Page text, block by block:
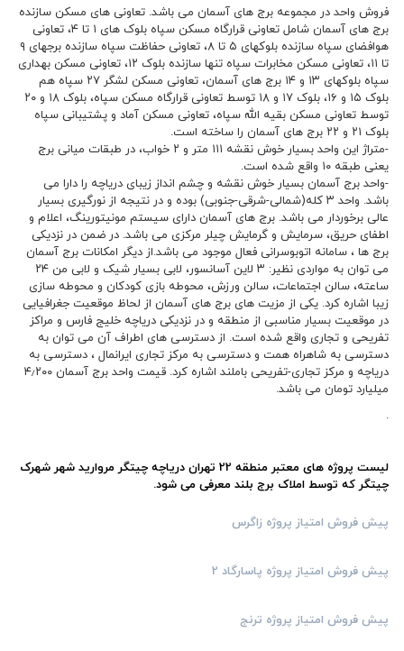
فروش واحد در مجموعه برج های آسمان می باشد. تعاونی های مسکن سازنده
برج های آسمان شامل تعاونی قرارگاه مسکن سپاه بلوک های ۱ تا ۴، تعاونی
هوافضای سپاه سازنده بلوکهای ۵ تا ۸، تعاونی حفاظت سپاه سازنده برجهای ۹
تا ۱۱، تعاونی مسکن مخابرات سپاه تنها سازنده بلوک ۱۲، تعاونی مسکن بهداری
سپاه بلوکهای ۱۳ و ۱۴ برج های آسمان، تعاونی مسکن لشگر ۲۷ سپاه هم
بلوک ۱۵ و ۱۶، بلوک ۱۷ و ۱۸ توسط تعاونی قرارگاه مسکن سپاه، بلوک ۱۸ و ۲۰
توسط تعاونی مسکن بقیه الله سپاه، تعاونی مسکن آماد و پشتیبانی سپاه
بلوک ۲۱ و ۲۲ برج های آسمان را ساخته است.
-متراژ این واحد بسیار خوش نقشه ۱۱۱ متر و ۲ خواب، در طبقات میانی برج
یعنی طبقه ۱۰ واقع شده است.
-واحد برج آسمان بسیار خوش نقشه و چشم انداز زیبای دریاچه را دارا می
باشد. واحد ۳ کله(شمالی-شرقی-جنوبی) بوده و در نتیجه از نورگیری بسیار
عالی برخوردار می باشد. برج های آسمان دارای سیستم مونیتورینگ، اعلام و
اطفای حریق، سرمایش و گرمایش چیلر مرکزی می باشد. در ضمن در نزدیکی
برج ها ، سامانه اتوبوسرانی فعال موجود می باشد.از دیگر امکانات برج آسمان
می توان به مواردی نظیر: ۳ لاین آسانسور، لابی بسیار شیک و لابی من ۲۴
ساعته، سالن اجتماعات، سالن ورزش، محوطه بازی کودکان و محوطه سازی
زیبا اشاره کرد. یکی از مزیت های برج های آسمان از لحاظ موقعیت جغرافیایی
در موقعیت بسیار مناسبی از منطقه و در نزدیکی دریاچه خلیج فارس و مراکز
تفریحی و تجاری واقع شده است. از دسترسی های اطراف آن می توان به
دسترسی به شاهراه همت و دسترسی به مرکز تجاری ایرانمال ، دسترسی به
دریاچه و مرکز تجاری-تفریحی باملند اشاره کرد. قیمت واحد برج آسمان ۴٫۲۰۰
میلیارد تومان می باشد.
لیست پروژه های معتبر منطقه 22 تهران دریاچه چیتگر مروارید شهر شهرک
چیتگر که توسط املاک برج بلند معرفی می شود.
پیش فروش امتیاز پروژه زاگرس
پیش فروش امتیاز پروژه پاسارگاد 2
پیش فروش امتیاز پروژه ترنج